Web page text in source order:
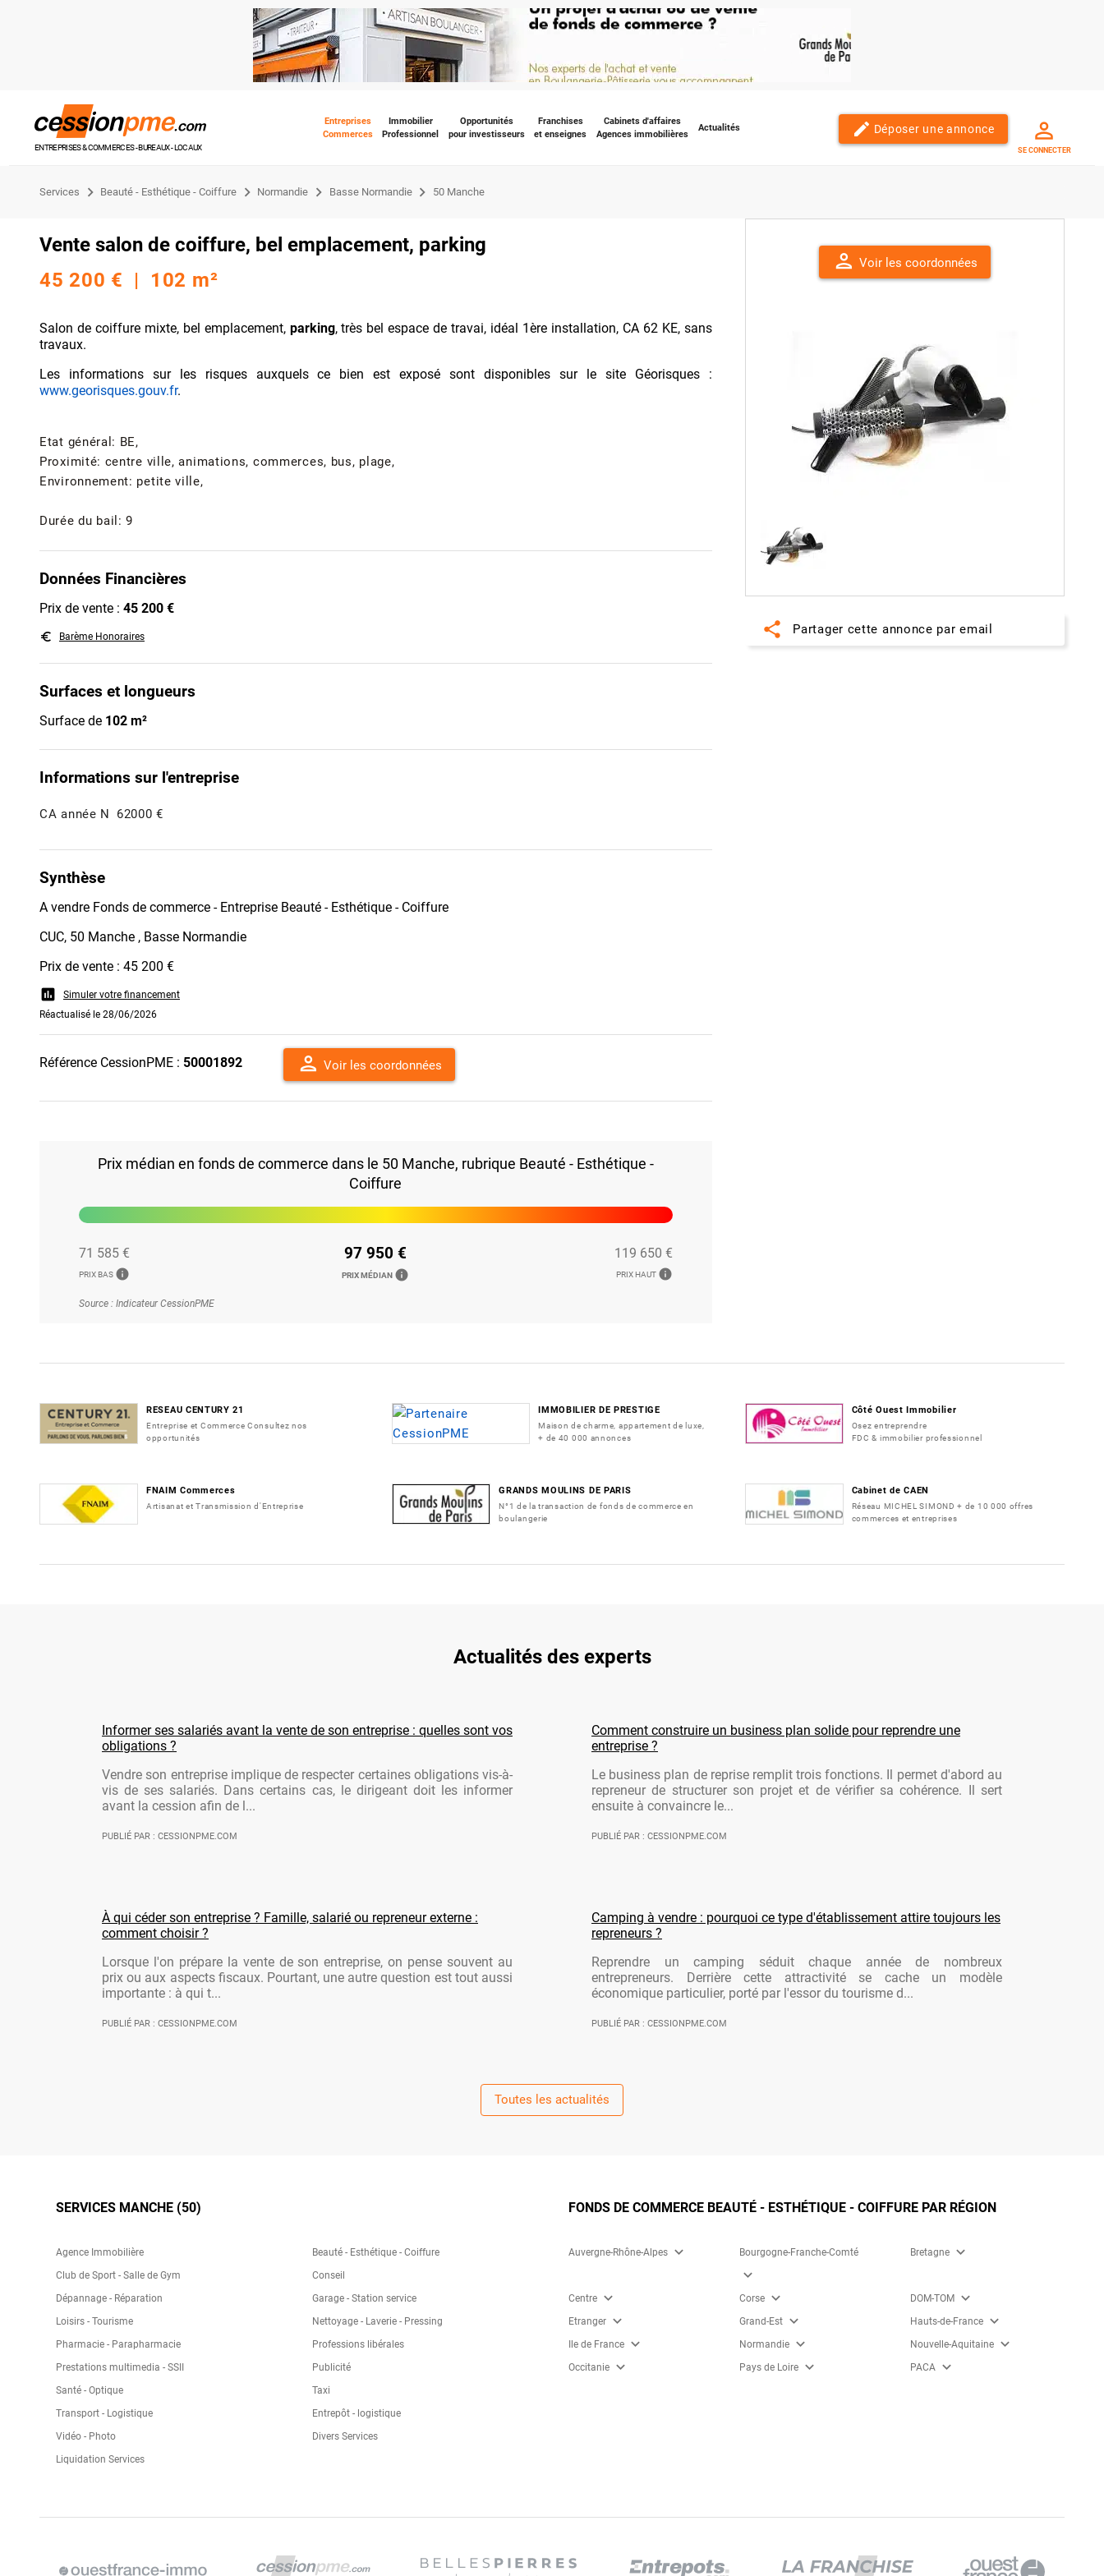
ENTREPRISES & COMMERCES - BUREAUX - LOCAUX
Entreprises
Commerces
Immobilier
Professionnel
Opportunités
pour investisseurs
Franchises
et enseignes
Cabinets d'affaires
Agences immobilières
Actualités edit Déposer une annonce
SE CONNECTER
Services Beauté - Esthétique - Coiffure Normandie Basse Normandie 50 Manche
Vente salon de coiffure, bel emplacement, parking
45 200 € | 102 m²
Salon de coiffure mixte, bel emplacement, parking, très bel espace de travai, idéal 1ère installation, CA 62 KE, sans
travaux.
Les informations sur les risques auxquels ce bien est exposé sont disponibles sur le site Géorisques :
www.georisques.gouv.fr.
Etat général: BE,
Proximité: centre ville, animations, commerces, bus, plage,
Environnement: petite ville,
Durée du bail: 9
Données Financières
Prix de vente : 45 200 €
euro_symbol Barème Honoraires
Surfaces et longueurs
Surface de 102 m²
Informations sur l'entreprise
CA année N 62000 €
Synthèse
A vendre Fonds de commerce - Entreprise Beauté - Esthétique - Coiffure
CUC, 50 Manche , Basse Normandie
Prix de vente : 45 200 €
assessment
Simuler votre financement
Réactualisé le 28/06/2026
Référence CessionPME : 50001892 person Voir les coordonnées
Prix médian en fonds de commerce dans le 50 Manche, rubrique Beauté - Esthétique -
Coiffure
71 585 €
PRIX BAS info
97 950 €
PRIX MÉDIAN info
119 650 €
PRIX HAUT info
Source : Indicateur CessionPME
person Voir les coordonnées
share Partager cette annonce par email
RESEAU CENTURY 21
Entreprise et Commerce Consultez nos
opportunités
IMMOBILIER DE PRESTIGE
Maison de charme, appartement de luxe,
+ de 40 000 annonces
Côté Ouest Immobilier
Osez entreprendre
FDC & immobilier professionnel
FNAIM Commerces
Artisanat et Transmission d'Entreprise
GRANDS MOULINS DE PARIS
N°1 de la transaction de fonds de commerce en
boulangerie
Cabinet de CAEN
Réseau MICHEL SIMOND + de 10 000 offres
commerces et entreprises
Actualités des experts
Informer ses salariés avant la vente de son entreprise : quelles sont vos
obligations ?
Vendre son entreprise implique de respecter certaines obligations vis-à-
vis de ses salariés. Dans certains cas, le dirigeant doit les informer
avant la cession afin de l...
PUBLIÉ PAR : CESSIONPME.COM
Comment construire un business plan solide pour reprendre une
entreprise ?
Le business plan de reprise remplit trois fonctions. Il permet d'abord au
repreneur de structurer son projet et de vérifier sa cohérence. Il sert
ensuite à convaincre le...
PUBLIÉ PAR : CESSIONPME.COM
À qui céder son entreprise ? Famille, salarié ou repreneur externe :
comment choisir ?
Lorsque l'on prépare la vente de son entreprise, on pense souvent au
prix ou aux aspects fiscaux. Pourtant, une autre question est tout aussi
importante : à qui t...
PUBLIÉ PAR : CESSIONPME.COM
Camping à vendre : pourquoi ce type d'établissement attire toujours les
repreneurs ?
Reprendre un camping séduit chaque année de nombreux
entrepreneurs. Derrière cette attractivité se cache un modèle
économique particulier, porté par l'essor du tourisme d...
PUBLIÉ PAR : CESSIONPME.COM
Toutes les actualités
SERVICES MANCHE (50)
Agence Immobilière
Beauté - Esthétique - Coiffure
Club de Sport - Salle de Gym
Conseil
Dépannage - Réparation
Garage - Station service
Loisirs - Tourisme
Nettoyage - Laverie - Pressing
Pharmacie - Parapharmacie
Professions libérales
Prestations multimedia - SSII
Publicité
Santé - Optique
Taxi
Transport - Logistique
Entrepôt - logistique
Vidéo - Photo
Divers Services
Liquidation Services
FONDS DE COMMERCE BEAUTÉ - ESTHÉTIQUE - COIFFURE PAR RÉGION
Auvergne-Rhône-Alpes expand_more Bourgogne-Franche-Comté
expand_more
Bretagne expand_more
Centre expand_more Corse expand_more DOM-TOM expand_more
Etranger expand_more Grand-Est expand_more Hauts-de-France expand_more
Ile de France expand_more Normandie expand_more Nouvelle-Aquitaine expand_more
Occitanie expand_more Pays de Loire expand_more PACA expand_more